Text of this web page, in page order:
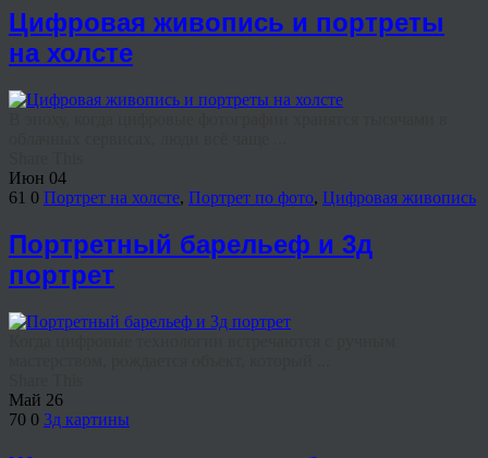
Цифровая живопись и портреты
на холсте
Июн 04
61 0 Портрет на холсте, Портрет по фото, Цифровая живопись
Портретный барельеф и 3д
портрет
Май 26
70 0 3д картины